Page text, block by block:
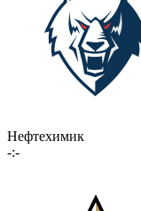
Нефтехимик
-:-